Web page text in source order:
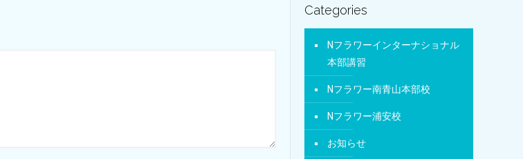
Categories
Nフラワーインターナショナル
本部講習
Nフラワー南青山本部校
Nフラワー浦安校
お知らせ